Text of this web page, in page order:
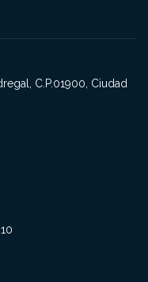
C.P.01900, Ciudad